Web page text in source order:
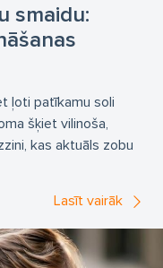
smaidu:
ļoti patīkamu soli
šķiet vilinoša,
kas aktuāls zobu
Lasīt vairāk